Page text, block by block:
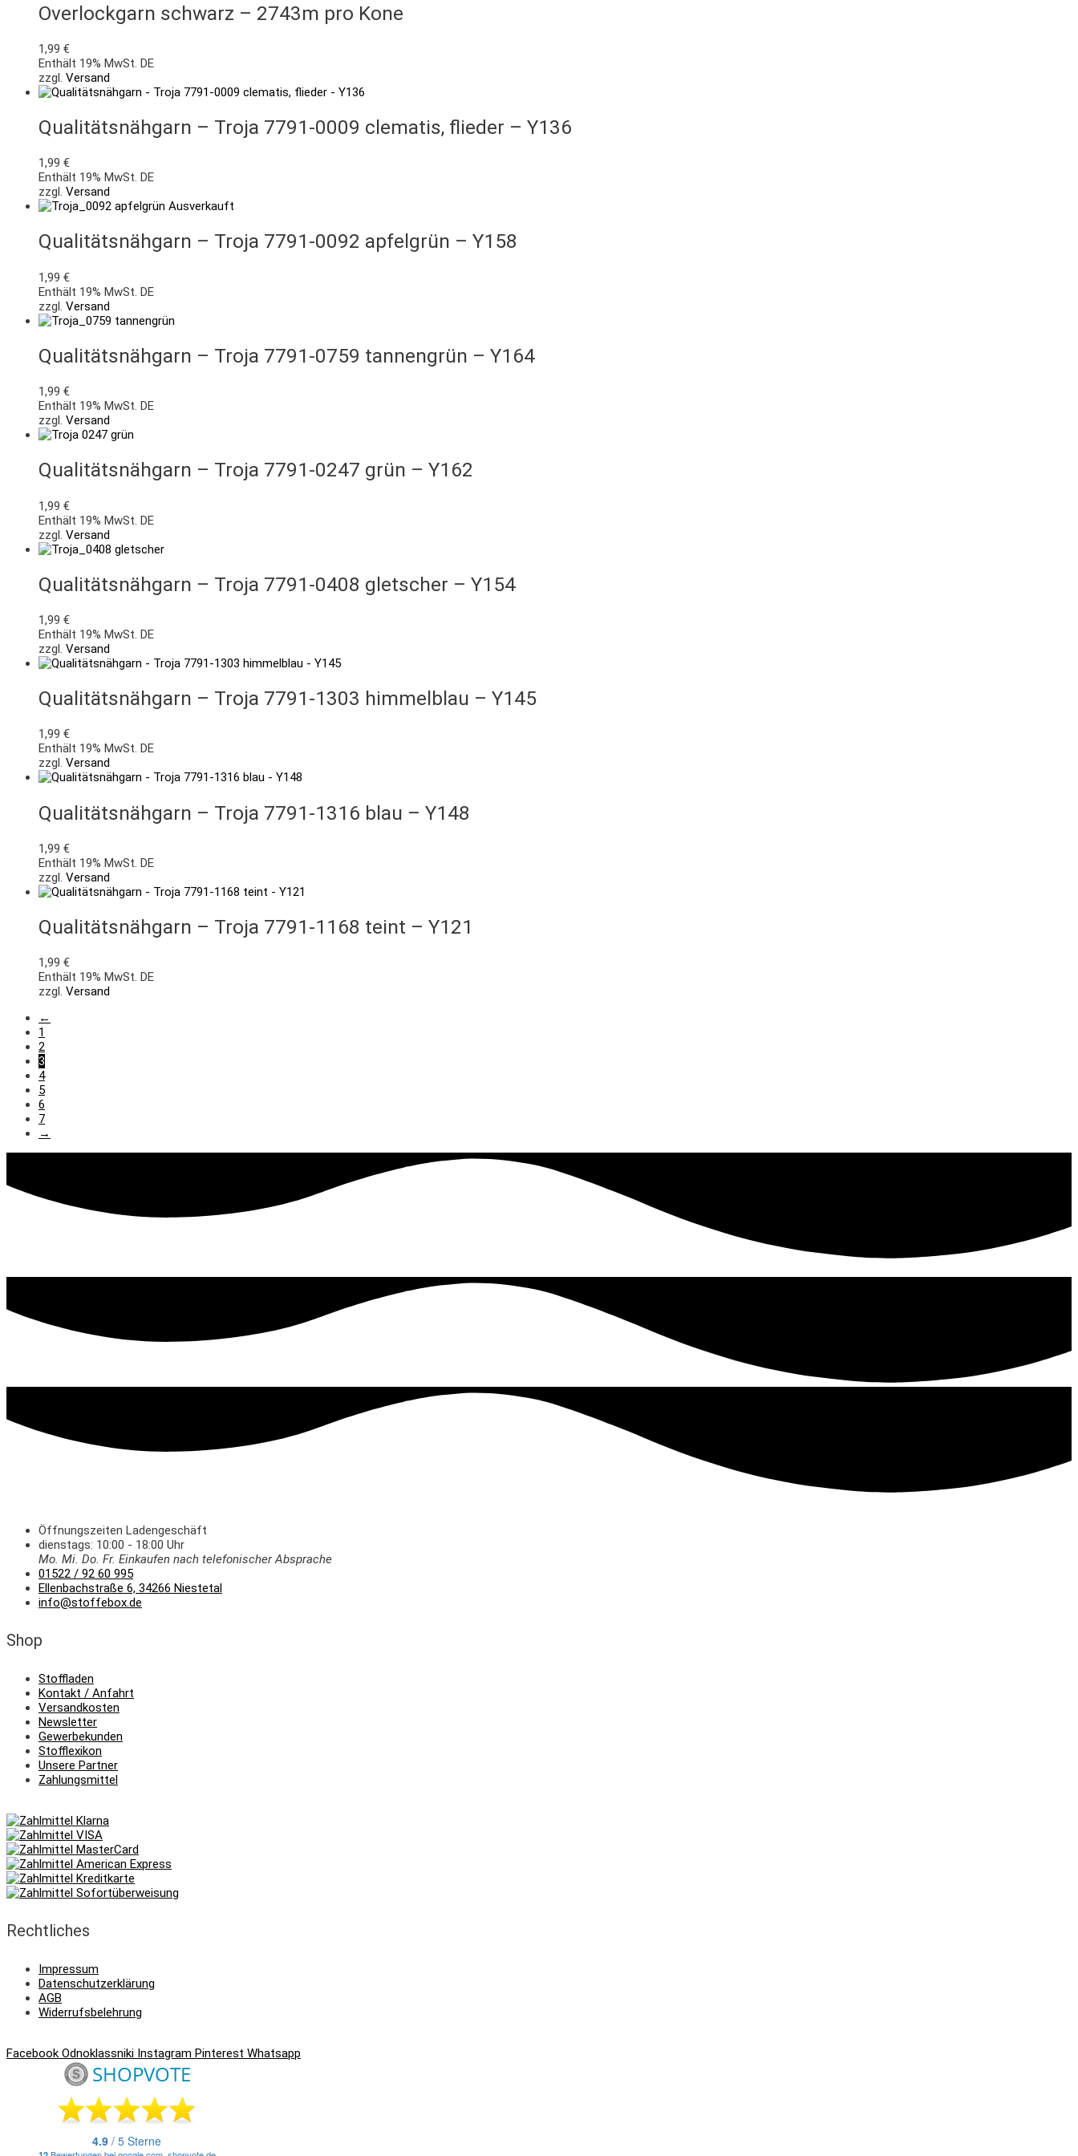
Overlockgarn schwarz – 2743m pro Kone
1,99 €
Enthält 19% MwSt. DE
zzgl. Versand
Qualitätsnähgarn – Troja 7791-0009 clematis, flieder – Y136
1,99 €
Enthält 19% MwSt. DE
zzgl. Versand
Ausverkauft
Qualitätsnähgarn – Troja 7791-0092 apfelgrün – Y158
1,99 €
Enthält 19% MwSt. DE
zzgl. Versand
Qualitätsnähgarn – Troja 7791-0759 tannengrün – Y164
1,99 €
Enthält 19% MwSt. DE
zzgl. Versand
Qualitätsnähgarn – Troja 7791-0247 grün – Y162
1,99 €
Enthält 19% MwSt. DE
zzgl. Versand
Qualitätsnähgarn – Troja 7791-0408 gletscher – Y154
1,99 €
Enthält 19% MwSt. DE
zzgl. Versand
Qualitätsnähgarn – Troja 7791-1303 himmelblau – Y145
1,99 €
Enthält 19% MwSt. DE
zzgl. Versand
Qualitätsnähgarn – Troja 7791-1316 blau – Y148
1,99 €
Enthält 19% MwSt. DE
zzgl. Versand
Qualitätsnähgarn – Troja 7791-1168 teint – Y121
1,99 €
Enthält 19% MwSt. DE
zzgl. Versand
←
1
2
3
4
5
6
7
→
Öffnungszeiten Ladengeschäft
dienstags: 10:00 - 18:00 Uhr
Mo. Mi. Do. Fr. Einkaufen nach telefonischer Absprache
01522 / 92 60 995
Ellenbachstraße 6, 34266 Niestetal
info@stoffebox.de
Shop
Stoffladen
Kontakt / Anfahrt
Versandkosten
Newsletter
Gewerbekunden
Stofflexikon
Unsere Partner
Zahlungsmittel
Rechtliches
Impressum
Datenschutzerklärung
AGB
Widerrufsbelehrung
Facebook Odnoklassniki Instagram Pinterest Whatsapp